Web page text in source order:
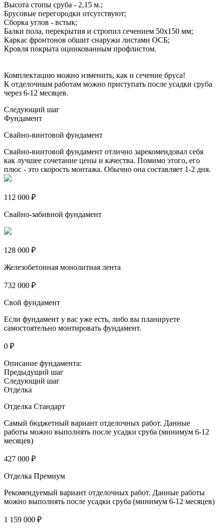
Высота стопы сруба - 2,15 м.;
Брусовые перегородки отсутствуют;
Сборка углов - встык;
Балки пола, перекрытия и стропил сечением 50х150 мм;
Каркас фронтонов обшит снаружи листами ОСБ;
Кровля покрыта оцинкованным профлистом.
Комплектацию можно изменить, как и сечение бруса!
К отделочным работам можно приступать после усадки сруба
через 6-12 месяцев.
Следующий шаг
Фундамент
Свайно-винтовой фундамент
Свайно-винтовой фундамент отлично зарекомендовал себя
как лучшее сочетание цены и качества. Помимо этого, его
плюс - это скорость монтажа. Обычно она составляет 1-2 дня.
112 000 ₽
Свайно-забивной фундамент
128 000 ₽
Железобетонная монолитная лента
732 000 ₽
Свой фундамент
Если фундамент у вас уже есть, либо вы планируете
самостоятельно монтировать фундамент.
0 ₽
Описание фундамента:
Предыдущий шаг
Следующий шаг
Отделка
Отделка Стандарт
Самый бюджетный вариант отделочных работ. Данные
работы можно выполнять после усадки сруба (минимум 6-12
месяцев)
427 000 ₽
Отделка Премиум
Рекомендуемый вариант отделочных работ. Данные работы
можно выполнять после усадки сруба (минимум 6-12 месяцев)
1 159 000 ₽